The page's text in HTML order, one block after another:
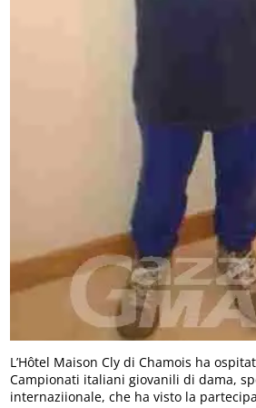
L’Hôtel Maison Cly di Chamois ha
Campionati italiani giovanili di dama,
internaziionale, che ha visto la